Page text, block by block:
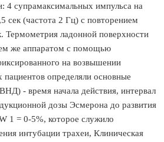
4 супрамаксимальных импульса на
сек (частота 2 Гц) с повторением
Термометрия ладонной поверхности
же аппаратом с помощью
на возвышении
определяли основные
- время начала действия, интервал
дозы Эсмерона до развития
1 = 0-5%, которое служило
интубации трахеи, Клиническая